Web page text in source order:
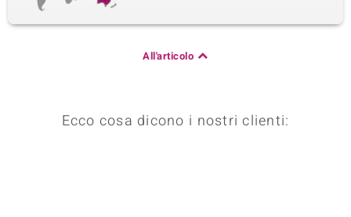
All'articolo
Ecco cosa dicono i nostri clienti: